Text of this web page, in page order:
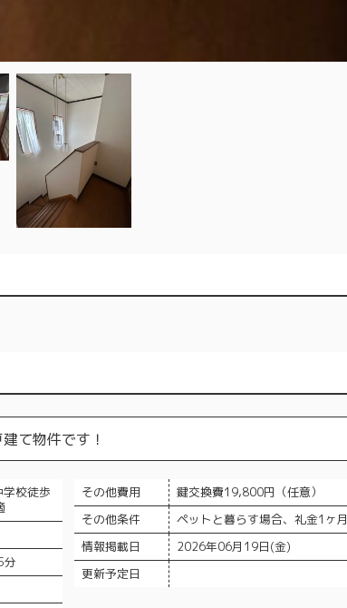
て物件です！
校徒歩
分
その他費用
鍵交換費19,800円（任意）
その他条件
ペットと暮らす場合、礼金1ヶ月
情報掲載日
2026年06月19日(金)
更新予定日